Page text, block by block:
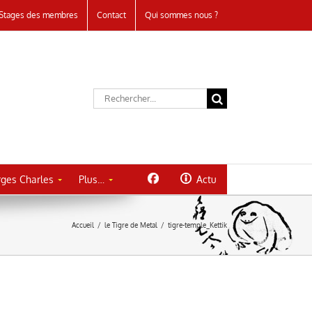
des membres Contact Qui sommes nous ?
Rechercher:
Charles Plus… Actu
Accueil / le Tigre de Metal / tigre-temple_Kettik